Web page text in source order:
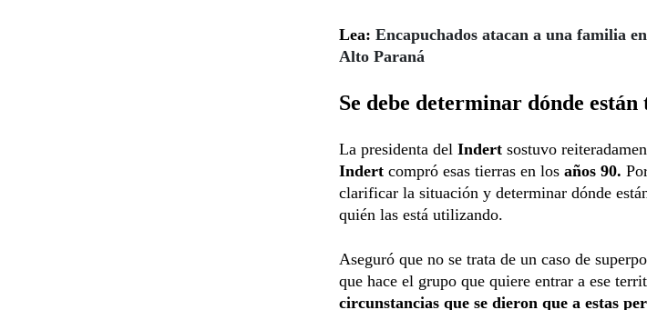
Lea: Encapuchados atacan a una familia
Alto Paraná
Se debe determinar dónde
La presidenta del Indert sostuvo
Indert compró esas tierras en los años 90.
clarificar la situación y determinar dónde
quién las está utilizando.
Aseguró que no se trata de un caso de
que hace el grupo que quiere entrar a ese
circunstancias que se dieron que a estas